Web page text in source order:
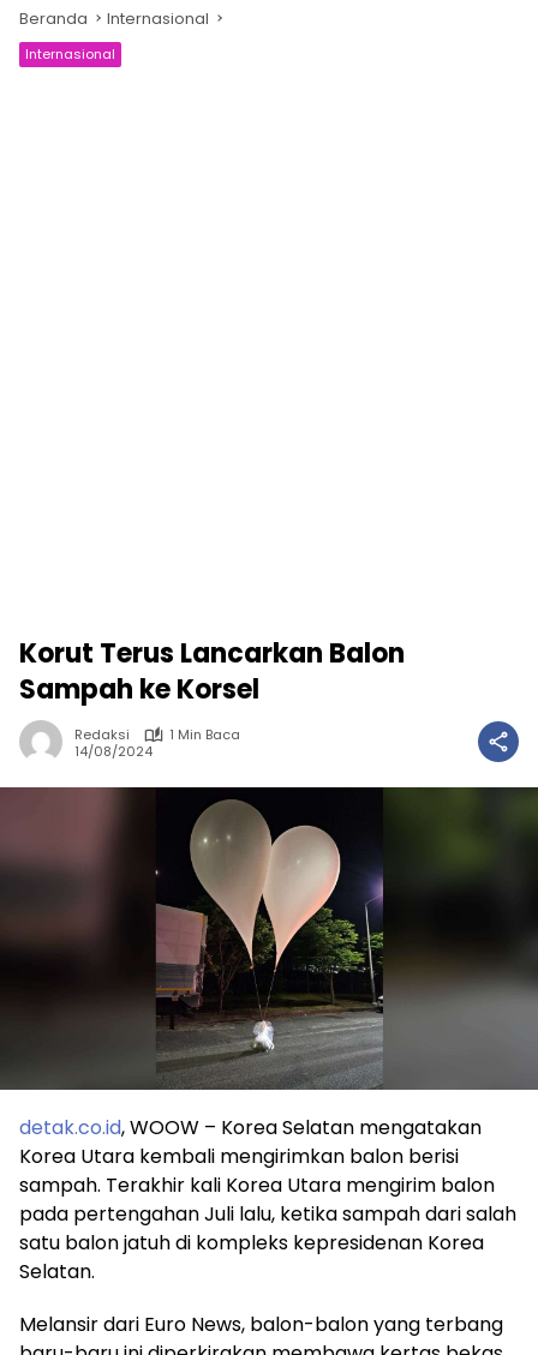
Beranda Internasional
Internasional
Korut Terus Lancarkan Balon
Sampah ke Korsel
Redaksi
1 Min Baca
14/08/2024
detak.co.id, WOOW – Korea Selatan mengatakan
Korea Utara kembali mengirimkan balon berisi
sampah. Terakhir kali Korea Utara mengirim balon
pada pertengahan Juli lalu, ketika sampah dari salah
satu balon jatuh di kompleks kepresidenan Korea
Selatan.
Melansir dari Euro News, balon-balon yang terbang